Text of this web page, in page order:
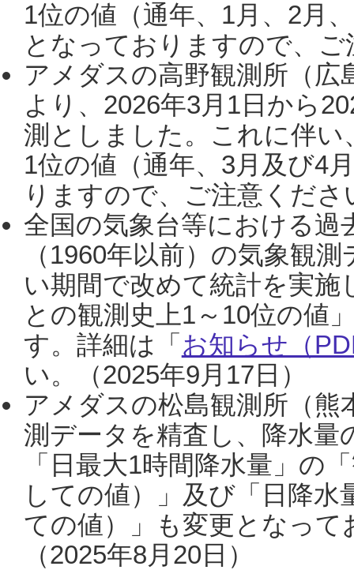
1位の値（通年、1月、2月
となっておりますので、
アメダスの高野観測所（
より、2026年3月1日から
測としました。これに伴い
1位の値（通年、3月及び4
りますので、ご注意くだ
全国の気象台等における過
（1960年以前）の気象観
い期間で改めて統計を実
との観測史上1～10位の値
す。詳細は「 お知らせ（
い。（2025年9月17日）
アメダスの松島観測所（熊
測データを精査し、降水
「日最大1時間降水量」の
しての値）」及び「日降
ての値）」も変更となっ
（2025年8月20日）